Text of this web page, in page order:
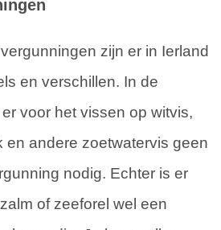
zijn er in Ierland
en verschillen. In de
voor het vissen op witvis,
en andere zoetwatervis geen
nodig. Echter is er
of zeeforel wel een